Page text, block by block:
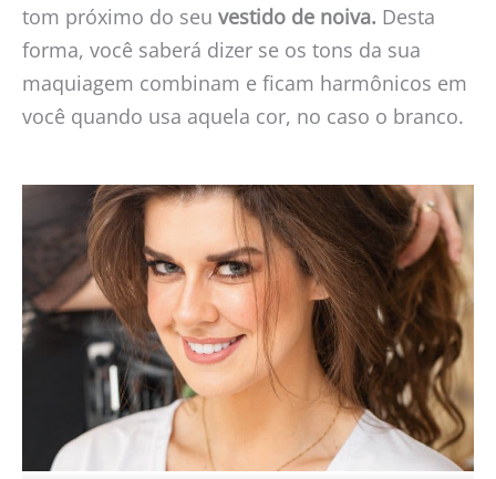
tom próximo do seu vestido de noiva. Desta
forma, você saberá dizer se os tons da sua
maquiagem combinam e ficam harmônicos em
você quando usa aquela cor, no caso o branco.